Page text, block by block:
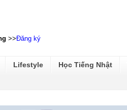
>>Đăng ký
Lifestyle Học Tiếng Nhật